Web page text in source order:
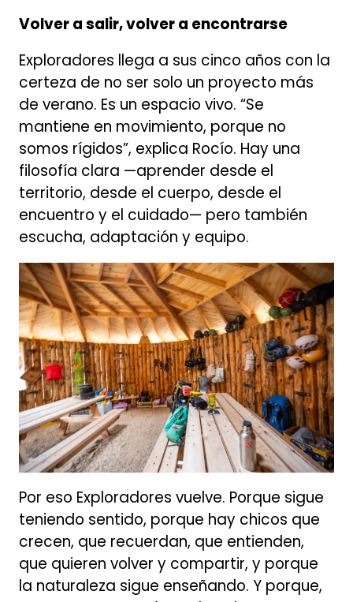
Volver a salir, volver a encontrarse
Exploradores llega a sus cinco años con la
certeza de no ser solo un proyecto más
de verano. Es un espacio vivo. “Se
mantiene en movimiento, porque no
somos rígidos”, explica Rocío. Hay una
filosofía clara —aprender desde el
territorio, desde el cuerpo, desde el
encuentro y el cuidado— pero también
escucha, adaptación y equipo.
Por eso Exploradores vuelve. Porque sigue
teniendo sentido, porque hay chicos que
crecen, que recuerdan, que entienden,
que quieren volver y compartir, y porque
la naturaleza sigue enseñando. Y porque,